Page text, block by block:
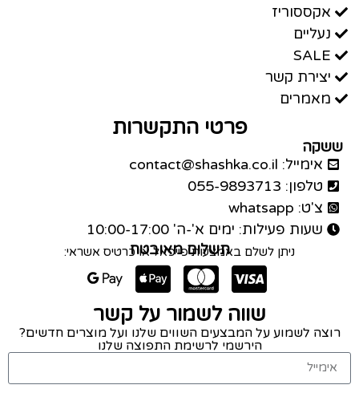
אקססוריז
נעליים
SALE
יצירת קשר
מאמרים
פרטי התקשרות
ששקה
אימייל: contact@shashka.co.il
טלפון: 055-9893713
צ'ט: whatsapp
שעות פעילות: ימים א'-ה' 10:00-17:00
תשלום מאובטח
ניתן לשלם באמצעות פייפאל או כרטיס אשראי:
שווה לשמור על קשר
רוצה לשמוע על המבצעים השווים שלנו ועל מוצרים חדשים?
הירשמי לרשימת התפוצה שלנו